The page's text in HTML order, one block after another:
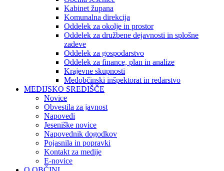
Kabinet župana
Komunalna direkcija
Oddelek za okolje in prostor
Oddelek za družbene dejavnosti in splošne
zadeve
Oddelek za gospodarstvo
Oddelek za finance, plan in analize
Krajevne skupnosti
Medobčinski inšpektorat in redarstvo
MEDIJSKO SREDIŠČE
Novice
Obvestila za javnost
Napovedi
Jeseniške novice
Napovednik dogodkov
Pojasnila in popravki
Kontakt za medije
E-novice